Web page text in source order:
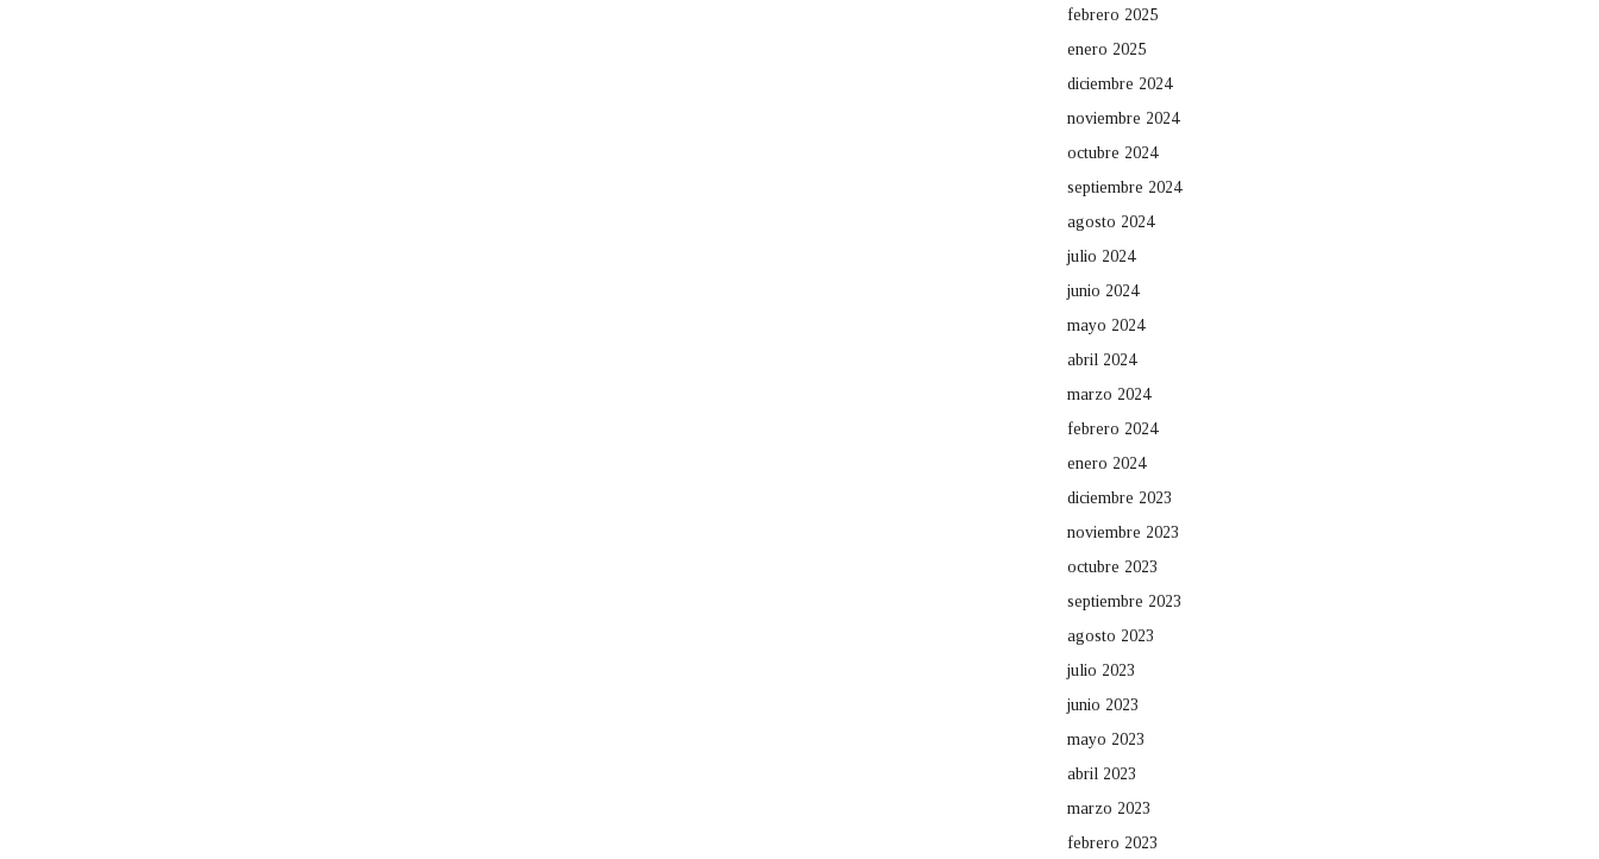
febrero 2025
enero 2025
diciembre 2024
noviembre 2024
octubre 2024
septiembre 2024
agosto 2024
julio 2024
junio 2024
mayo 2024
abril 2024
marzo 2024
febrero 2024
enero 2024
diciembre 2023
noviembre 2023
octubre 2023
septiembre 2023
agosto 2023
julio 2023
junio 2023
mayo 2023
abril 2023
marzo 2023
febrero 2023